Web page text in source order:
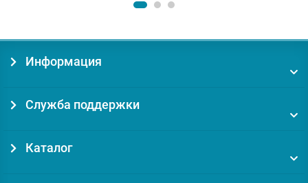
Информация
Служба поддержки
Каталог